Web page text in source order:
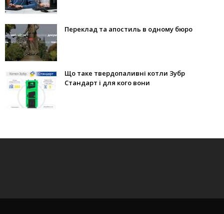
Переклад та апостиль в одному бюро
Що таке твердопаливні котли Зубр
Стандарт і для кого вони